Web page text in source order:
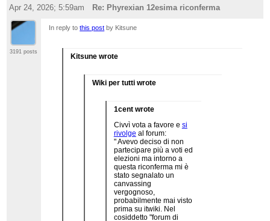
Apr 24, 2026; 5:59am
Re: Phyrexian 12esima riconferma
3191 posts
In reply tothis post by Kitsune
Kitsune wrote
Wiki per tutti wrote
1cent wrote
Civvì vota a favore e si
rivolge al forum:
" Avevo deciso di non
partecipare più a voti ed
elezioni ma intorno a
questa riconferma mi è
stato segnalato un
canvassing
vergognoso,
probabilmente mai visto
prima su itwiki. Nel
cosiddetto "forum di